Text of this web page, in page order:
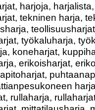
harjoja,
tekninen harja,
työkaluharja,
koneharjat,
erikoisharjat,
rullaharja,